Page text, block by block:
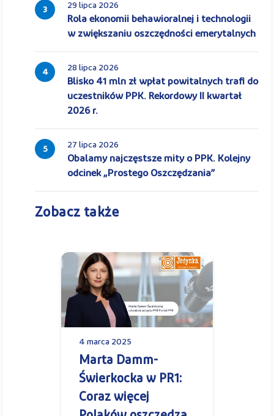
3 29 lipca 2026
Rola ekonomii behawioralnej i technologii
w zwiększaniu oszczędności emerytalnych
4 28 lipca 2026
Blisko 41 mln zł wpłat powitalnych trafi do
uczestników PPK. Rekordowy II kwartał
2026 r.
5 27 lipca 2026
Obalamy najczęstsze mity o PPK. Kolejny
odcinek „Prostego Oszczędzania”
Zobacz także
4 marca 2025
Marta Damm-
Świerkocka w PR1:
Coraz więcej